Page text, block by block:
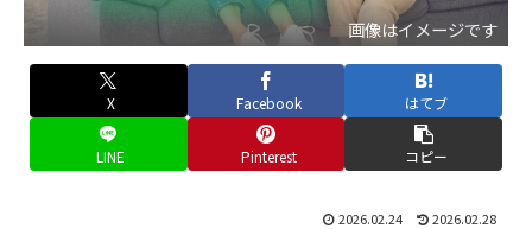
画像はイメージです
X Facebook はてブ
LINE Pinterest コピー
2026.02.24 2026.02.28